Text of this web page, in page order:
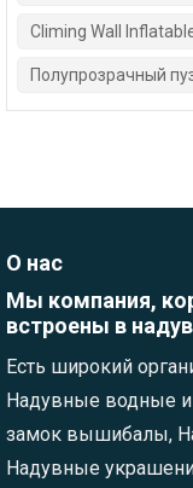
Climing Wall
Полупрозрачный
О нас
Мы компания,
встроены в
Есть широкий
Надувные водные
замок вышибалы,
Надувные